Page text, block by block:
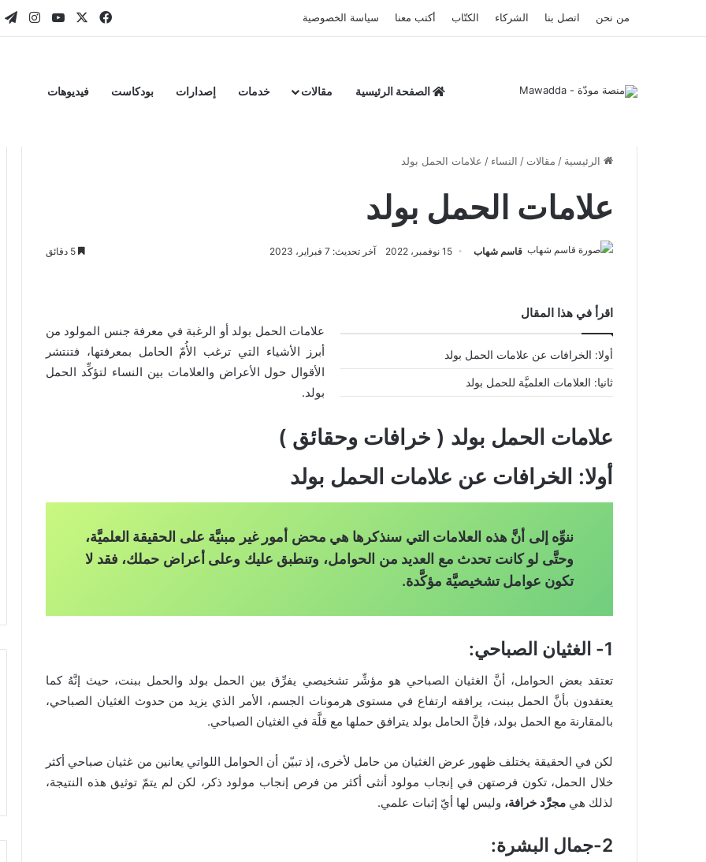
من نحن اتصل بنا الشركاء الكتّاب أكتب معنا سياسة الخصوصية فيسبوك ‫YouTube
الصفحة الرئيسية مقالات خدمات إصدارات بودكاست فيديوهات
الرئيسية / مقالات / النساء / علامات الحمل بولد
علامات الحمل بولد
قاسم شهاب 15 نوفمبر، 2022 آخر تحديث: 7 فبراير، 2023
اقرأ في هذا المقال
أولا: الخرافات عن علامات الحمل بولد
ثانيا: العلامات العلميَّة للحمل بولد
علامات الحمل بولد أو الرغبة في معرفة جنس المولود من
أبرز الأشياء التي ترغب الأُمّ الحامل بمعرفتها، فتنتشر
الأقوال حول الأعراض والعلامات بين النساء لتؤكِّد الحمل
بولد.
علامات الحمل بولد ( خرافات وحقائق )
أولا: الخرافات عن علامات الحمل بولد
ننوِّه إلى أنَّ هذه العلامات التي سنذكرها هي محض أمور غير مبنيَّة على الحقيقة العلميَّة،
وحتَّى لو كانت تحدث مع العديد من الحوامل، وتنطبق عليك وعلى أعراض حملك، فقد لا
تكون عوامل تشخيصيَّة مؤكَّدة.
1- الغثيان الصباحي:
تعتقد بعض الحوامل، أنَّ الغثيان الصباحي هو مؤشِّر تشخيصي يفرِّق بين الحمل بولد والحمل ببنت، حيث إنَّهُ كما
يعتقدون بأنَّ الحمل ببنت، يرافقه ارتفاع في مستوى هرمونات الجسم، الأمر الذي يزيد من حدوث الغثيان الصباحي،
بالمقارنة مع الحمل بولد، فإنَّ الحامل بولد يترافق حملها مع قلَّة في الغثيان الصباحي.
لكن في الحقيقة يختلف ظهور عرض الغثيان من حامل لأخرى، إذ تبيّن أن الحوامل اللواتي يعانين من غثيان صباحي أكثر
خلال الحمل، تكون فرصتهن في إنجاب مولود أنثى أكثر من فرص إنجاب مولود ذكر، لكن لم يتمّ توثيق هذه النتيجة،
لذلك هي مجرَّد خرافة، وليس لها أيّ إثبات علمي.
2-جمال البشرة: